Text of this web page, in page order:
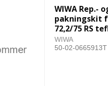
WIWA Rep.-
pakningskit
72,2/75 RS
WIWA
50-02-0665913T